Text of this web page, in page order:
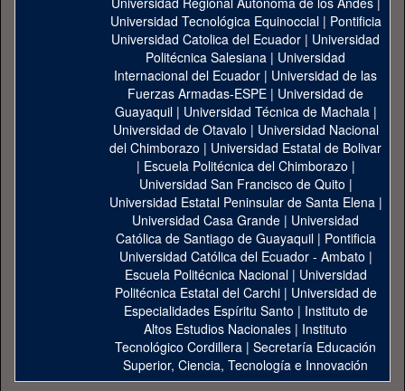
Universidad Tecnológica Equinoccial| Pontificia
Universidad Catolica del Ecuador | Universidad
Politécnica Salesiana | Universidad
Internacional del Ecuador | Universidad de las
Fuerzas Armadas-ESPE | Universidad de
Guayaquil| Universidad Técnica de Machala|
Universidad de Otavalo | Universidad Nacional
del Chimborazo | Universidad Estatal de Bolivar
| Escuela Politécnica del Chimborazo |
Universidad San Francisco de Quito |
Universidad Estatal Peninsular de Santa Elena|
Universidad Casa Grande | Universidad
Católica de Santiago de Guayaquil| Pontificia
Universidad Católica del Ecuador - Ambato |
Escuela Politécnica Nacional| Universidad
Politécnica Estatal del Carchi| Universidad de
Especialidades Espíritu Santo | Instituto de
Altos Estudios Nacionales | Instituto
Tecnológico Cordillera | Secretaría Educación
Superior, Ciencia, Tecnología e Innovación